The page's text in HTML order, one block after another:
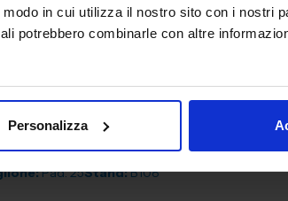
in cui utilizza il nostro sito con i nostri
potrebbero combinarle con altre
Personalizza
SRL
Aguzzoli srl è il partner tecnico per la
in alluminio pressofuso. Progettiamo e
Pad. 25Stand:B108